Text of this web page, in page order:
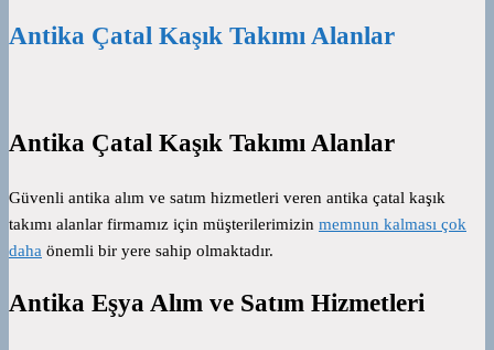
Antika Çatal Kaşık Takımı Alanlar
Antika Çatal Kaşık Takımı Alanlar
Güvenli antika alım ve satım hizmetleri veren antika çatal kaşık
takımı alanlar firmamız için müşterilerimizin memnun kalması çok
daha önemli bir yere sahip olmaktadır.
Antika Eşya Alım ve Satım Hizmetleri